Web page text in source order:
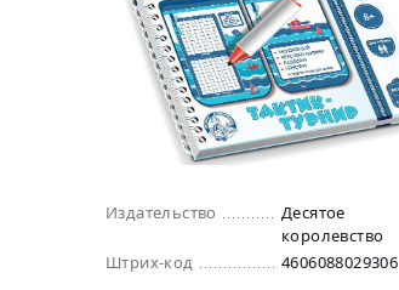
Издательство
Десятое
королевство
Штрих-код
4606088029306